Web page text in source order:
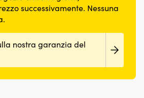
successivamente. Nessuna
nostra garanzia del